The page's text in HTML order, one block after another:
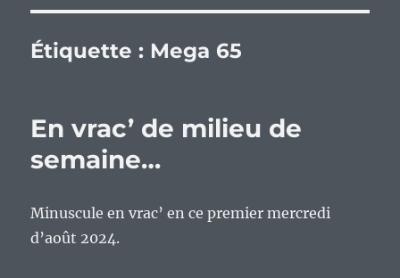
Étiquette : Mega 65
En vrac’ de milieu de
semaine…
Minuscule en vrac’ en ce premier mercredi
d’août 2024.